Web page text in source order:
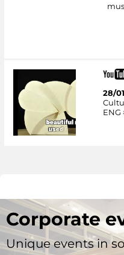
28/
ENG
Corporate
Unique events in